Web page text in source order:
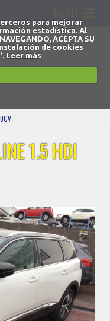
para mejorar
estadística. Al
ACEPTA SU
de cookies
Leer más
1.5 HDI